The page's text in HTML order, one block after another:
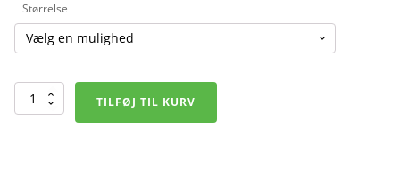
Størrelse
Tights
-
TILFØJ TIL KURV